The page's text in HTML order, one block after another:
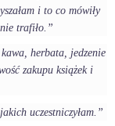
i to co mówiły
trafiło.”
herbata, jedzenie
zakupu książek i
uczestniczyłam.”